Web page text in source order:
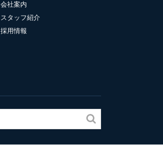
会社案内
スタッフ紹介
採用情報